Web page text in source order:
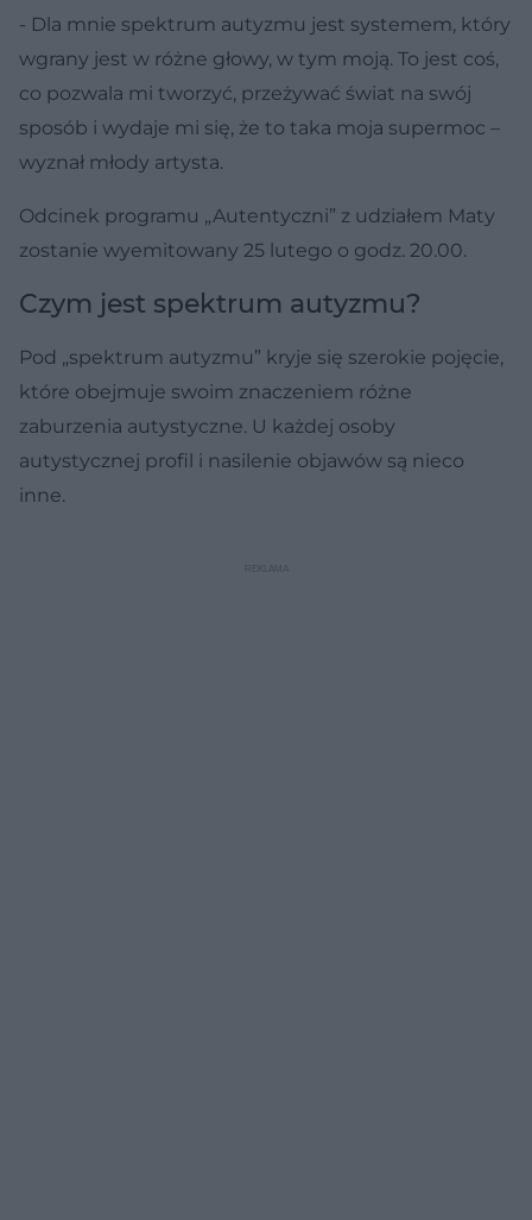
- Dla mnie spektrum autyzmu jest systemem, który
wgrany jest w różne głowy, w tym moją. To jest coś,
co pozwala mi tworzyć, przeżywać świat na swój
sposób i wydaje mi się, że to taka moja supermoc –
wyznał młody artysta.
Odcinek programu „Autentyczni” z udziałem Maty
zostanie wyemitowany 25 lutego o godz. 20.00.
Czym jest spektrum autyzmu?
Pod „spektrum autyzmu” kryje się szerokie pojęcie,
które obejmuje swoim znaczeniem różne
zaburzenia autystyczne. U każdej osoby
autystycznej profil i nasilenie objawów są nieco
inne.